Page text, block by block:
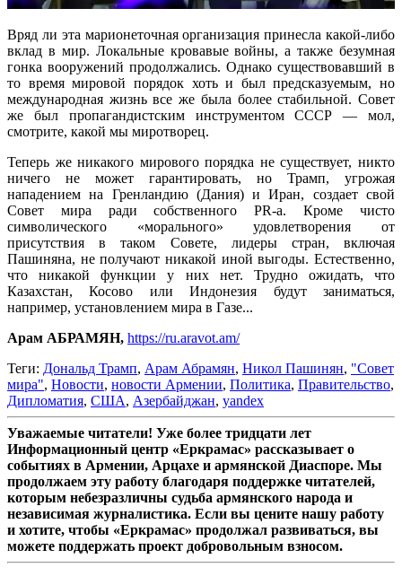
Вряд ли эта марионеточная организация принесла какой-либо
вклад в мир. Локальные кровавые войны, а также безумная
гонка вооружений продолжались. Однако существовавший в
то время мировой порядок хоть и был предсказуемым, но
международная жизнь все же была более стабильной. Совет
же был пропагандистским инструментом СССР — мол,
смотрите, какой мы миротворец.
Теперь же никакого мирового порядка не существует, никто
ничего не может гарантировать, но Трамп, угрожая
нападением на Гренландию (Дания) и Иран, создает свой
Совет мира ради собственного PR-а. Кроме чисто
символического «морального» удовлетворения от
присутствия в таком Совете, лидеры стран, включая
Пашиняна, не получают никакой иной выгоды. Естественно,
что никакой функции у них нет. Трудно ожидать, что
Казахстан, Косово или Индонезия будут заниматься,
например, установлением мира в Газе...
Арам АБРАМЯН, https://ru.aravot.am/
Теги: Дональд Трамп, Арам Абрамян, Никол Пашинян, "Совет
мира", Новости, новости Армении, Политика, Правительство,
Дипломатия, США, Азербайджан, yandex
Уважаемые читатели! Уже более тридцати лет
Информационный центр «Еркрамас» рассказывает о
событиях в Армении, Арцахе и армянской Диаспоре. Мы
продолжаем эту работу благодаря поддержке читателей,
которым небезразличны судьба армянского народа и
независимая журналистика. Если вы цените нашу работу
и хотите, чтобы «Еркрамас» продолжал развиваться, вы
можете поддержать проект добровольным взносом.